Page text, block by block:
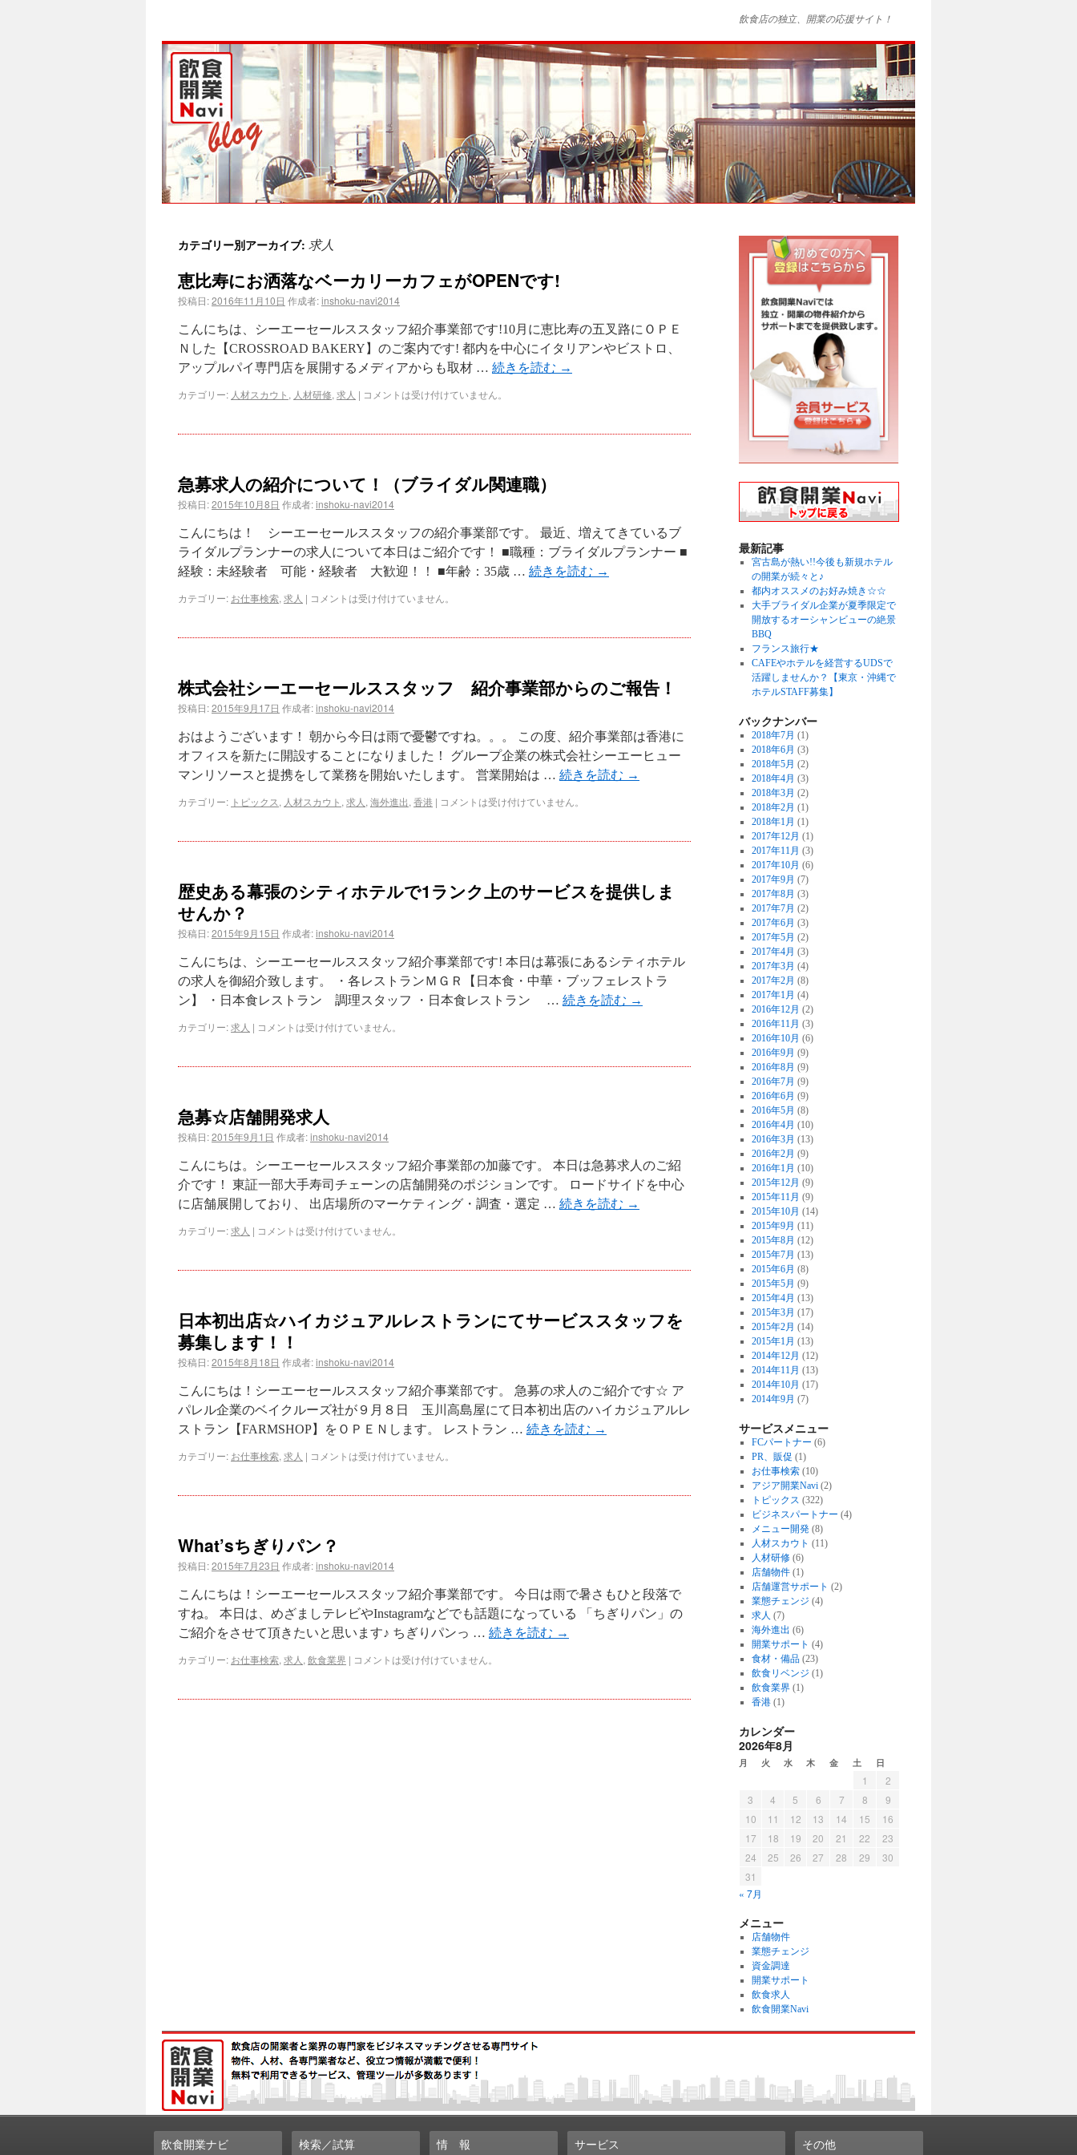
飲食店の独立、開業の応援サイト！
カテゴリー別アーカイブ: 求人
恵比寿にお洒落なベーカリーカフェがOPENです!
投稿日:2016年11月10日 作成者:inshoku-navi2014
こんにちは、シーエーセールススタッフ紹介事業部です!10月に恵比寿の五叉路にＯＰＥ
Ｎした【CROSSROAD BAKERY】のご案内です! 都内を中心にイタリアンやビストロ、
アップルパイ専門店を展開するメディアからも取材 … 続きを読む →
カテゴリー: 人材スカウト , 人材研修, 求人 | コメントは受け付けていません。
急募求人の紹介について！（ブライダル関連職）
投稿日:2015年10月8日 作成者:inshoku-navi2014
こんにちは！ シーエーセールススタッフの紹介事業部です。 最近、増えてきているブ
ライダルプランナーの求人について本日はご紹介です！ ■職種：ブライダルプランナー ■
経験：未経験者 可能・経験者 大歓迎！！ ■年齢：35歳 … 続きを読む →
カテゴリー: お仕事検索, 求人 | コメントは受け付けていません。
株式会社シーエーセールススタッフ 紹介事業部からのご報告！
投稿日:2015年9月17日 作成者:inshoku-navi2014
おはようございます！ 朝から今日は雨で憂鬱ですね。。。 この度、紹介事業部は香港に
オフィスを新たに開設することになりました！ グループ企業の株式会社シーエーヒュー
マンリソースと提携をして業務を開始いたします。 営業開始は … 続きを読む →
カテゴリー: トピックス, 人材スカウト , 求人 , 海外進出, 香港 | コメントは受け付けていません。
歴史ある幕張のシティホテルで1ランク上のサービスを提供しま
せんか？
投稿日:2015年9月15日 作成者:inshoku-navi2014
こんにちは、シーエーセールススタッフ紹介事業部です! 本日は幕張にあるシティホテル
の求人を御紹介致します。 ・各レストランＭＧＲ【日本食・中華・ブッフェレストラ
ン】 ・日本食レストラン 調理スタッフ ・日本食レストラン … 続きを読む →
カテゴリー:求人 | コメントは受け付けていません。
急募☆店舗開発求人
投稿日:2015年9月1日 作成者:inshoku-navi2014
こんにちは。シーエーセールススタッフ紹介事業部の加藤です。 本日は急募求人のご紹
介です！ 東証一部大手寿司チェーンの店舗開発のポジションです。 ロードサイドを中心
に店舗展開しており、 出店場所のマーケティング・調査・選定 … 続きを読む →
カテゴリー:求人 | コメントは受け付けていません。
日本初出店☆ハイカジュアルレストランにてサービススタッフを
募集します！！
投稿日:2015年8月18日 作成者:inshoku-navi2014
こんにちは！シーエーセールススタッフ紹介事業部です。 急募の求人のご紹介です☆ ア
パレル企業のベイクルーズ社が９月８日 玉川高島屋にて日本初出店のハイカジュアルレ
ストラン【FARMSHOP】をＯＰＥＮします。 レストラン … 続きを読む →
カテゴリー: お仕事検索, 求人 | コメントは受け付けていません。
What’sちぎりパン？
投稿日:2015年7月23日 作成者:inshoku-navi2014
こんにちは！シーエーセールススタッフ紹介事業部です。 今日は雨で暑さもひと段落で
すね。 本日は、めざましテレビやInstagramなどでも話題になっている 「ちぎりパン」の
ご紹介をさせて頂きたいと思います♪ ちぎりパンっ … 続きを読む →
カテゴリー: お仕事検索, 求人 , 飲食業界 | コメントは受け付けていません。
最新記事
宮古島が熱い!!今後も新規ホテル
の開業が続々と♪
都内オススメのお好み焼き☆☆
大手ブライダル企業が夏季限定で
開放するオーシャンビューの絶景
BBQ
フランス旅行★
CAFEやホテルを経営するUDSで
活躍しませんか？【東京・沖縄で
ホテルSTAFF募集】
バックナンバー
2018年7月 (1)
2018年6月 (3)
2018年5月 (2)
2018年4月 (3)
2018年3月 (2)
2018年2月 (1)
2018年1月 (1)
2017年12月 (1)
2017年11月 (3)
2017年10月 (6)
2017年9月 (7)
2017年8月 (3)
2017年7月 (2)
2017年6月 (3)
2017年5月 (2)
2017年4月 (3)
2017年3月 (4)
2017年2月 (8)
2017年1月 (4)
2016年12月 (2)
2016年11月 (3)
2016年10月 (6)
2016年9月 (9)
2016年8月 (9)
2016年7月 (9)
2016年6月 (9)
2016年5月 (8)
2016年4月 (10)
2016年3月 (13)
2016年2月 (9)
2016年1月 (10)
2015年12月 (9)
2015年11月 (9)
2015年10月 (14)
2015年9月 (11)
2015年8月 (12)
2015年7月 (13)
2015年6月 (8)
2015年5月 (9)
2015年4月 (13)
2015年3月 (17)
2015年2月 (14)
2015年1月 (13)
2014年12月 (12)
2014年11月 (13)
2014年10月 (17)
2014年9月 (7)
サービスメニュー
FCパートナー (6)
PR、販促 (1)
お仕事検索(10)
アジア開業Navi(2)
トピックス (322)
ビジネスパートナー (4)
メニュー開発(8)
人材スカウト (11)
人材研修(6)
店舗物件(1)
店舗運営サポート (2)
業態チェンジ (4)
求人 (7)
海外進出 (6)
開業サポート (4)
食材・備品(23)
飲食リベンジ (1)
飲食業界(1)
香港(1)
カレンダー
2026年8月
月 火 水 木 金 土 日
« 7月
1
2
3
4 5 6 7 8
9
10
11 12 13 14 15
16
17
18 19 20 21 22
23
24
25 26 27 28 29
30
31
メニュー
店舗物件
業態チェンジ
資金調達
開業サポート
飲食求人
飲食開業Navi
飲食開業ナビ 検索／試算 情 報 サービス その他